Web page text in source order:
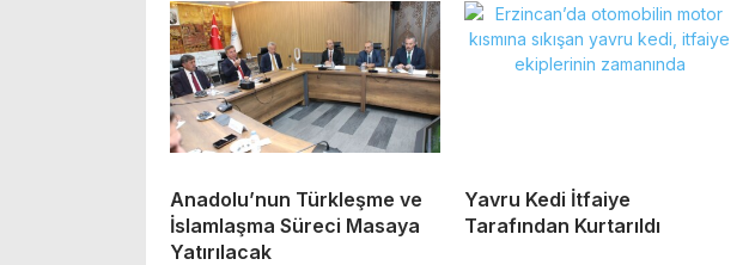
Anadolu’nun Türkleşme ve
İslamlaşma Süreci Masaya
Yatırılacak
Yavru Kedi İtfaiye
Tarafından Kurtarıldı